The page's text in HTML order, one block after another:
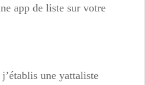
app de liste sur votre
une yattaliste